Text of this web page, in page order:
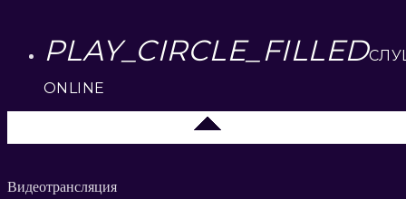
PLAY_CIRCLE_FILLED
ONLINE
Видеотрансляция